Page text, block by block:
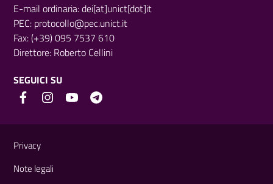
E-mail ordinaria: dei[at]unict[dot]it
PEC: protocollo@pec.unict.it
Fax: (+39) 095 7537 610
Direttore: Roberto Cellini
SEGUICI SU
Privacy
Note legali